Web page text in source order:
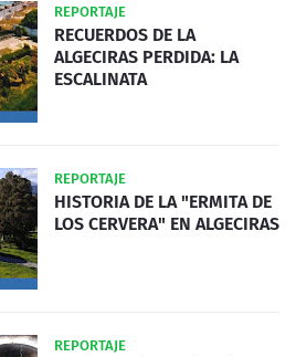
REPORTAJE
RECUERDOS DE LA
ALGECIRAS PERDIDA: LA
ESCALINATA
REPORTAJE
HISTORIA DE LA "ERMITA DE
LOS CERVERA" EN ALGECIRAS
REPORTAJE